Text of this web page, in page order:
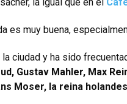
es muy buena,
ciudad y ha sido
Gustav Mahler, Max
Moser, la reina